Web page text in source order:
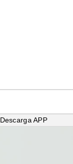
Descarga APP